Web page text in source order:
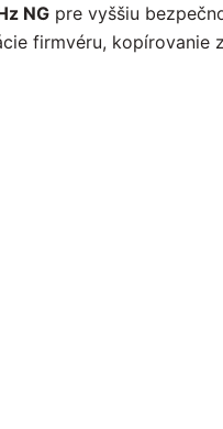
NG pre vyššiu
firmvéru, kopírovanie